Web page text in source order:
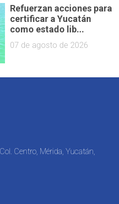
Refuerzan acciones para
certificar a Yucatán
como estado lib...
07 de agosto de 2026
Centro, Mérida, Yucatán,